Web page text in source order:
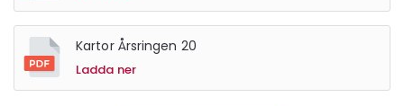
Kartor Årsringen 20
Ladda ner